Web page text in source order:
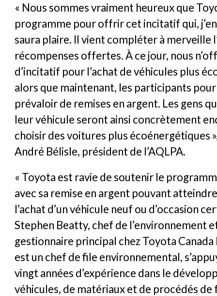
« Nous sommes vraiment heureux que
programme pour offrir cet incitatif qui,
saura plaire. Il vient compléter à merveille
récompenses offertes.À ce jour, nous
d’incitatif pour l’achat de véhicules plus
alors que maintenant, les participants
prévaloir de remises en argent. Les gens
leur véhicule seront ainsi concrètement
choisir des voitures plus écoénergétiques
André Bélisle, président de l’AQLPA.
« Toyota est ravie de soutenir le
avec sa remise en argent pouvant
l’achat d’un véhicule neuf ou d’occasion
Stephen Beatty, chef de l’environnement
gestionnaire principal chez Toyota Canada
est un chef de file environnemental,
vingt années d’expérience dans le
véhicules, de matériaux et de procédés